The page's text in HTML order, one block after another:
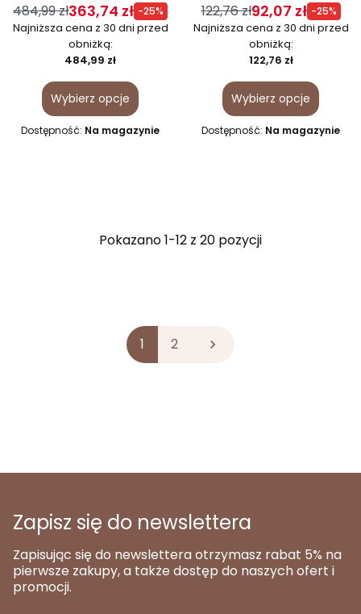
484,99 zł363,74 zł -25%
Najniższa cena z 30 dni przed
obniżką:
484,99 zł
Wybierz opcje
Dostępność: Na magazynie
122,76 zł92,07 zł -25%
Najniższa cena z 30 dni przed
obniżką:
122,76 zł
Wybierz opcje
Dostępność: Na magazynie
Pokazano 1-12 z 20 pozycji
1 2 
Zapisz się do newslettera
Zapisując się do newslettera otrzymasz rabat 5% na
pierwsze zakupy, a także dostęp do naszych ofert i
promocji.